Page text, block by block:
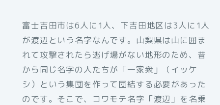
富士吉田市は6人に1人、下吉田地区は3人に1人
が渡辺という名字なんです。山梨県は山に囲ま
れて攻撃されたら逃げ場がない地形のため、昔
から同じ名字の人たちが「一家衆」（イッケ
シ）という集団を作って団結する必要があった
のです。そこで、コワモテ名字「渡辺」を名乗